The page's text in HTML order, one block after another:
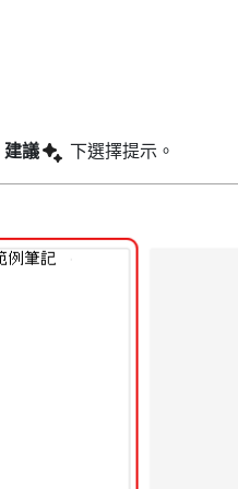
建議 下選擇提示。